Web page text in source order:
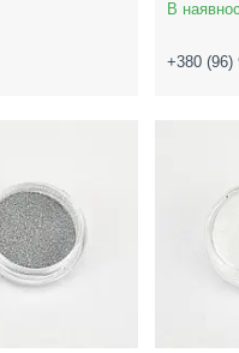
В
+380 (96)